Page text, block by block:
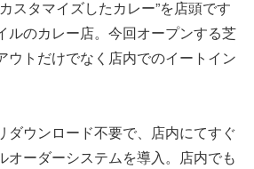
スタマイズしたカレー”を店頭です
ルのカレー店。今回オープンする芝
ウトだけでなく店内でのイートイン
ダウンロード不要で、店内にてすぐ
オーダーシステムを導入。店内でも